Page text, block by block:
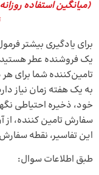
(میانگین استفاده
برای یادگیری بیشتر
تامین‌کننده شما برای
خود، ذخیره احتیاطی
سفارش‌ تامین کننده، از
این تفاسیر، نقطه
طبق اطلاعات سوال: